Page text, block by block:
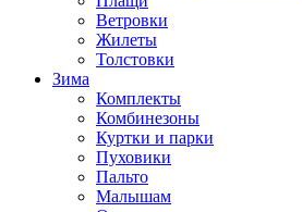
Ветровки
Жилеты
Толстовки
Зима
Комплекты
Комбинезоны
Куртки и парки
Пуховики
Пальто
Малышам